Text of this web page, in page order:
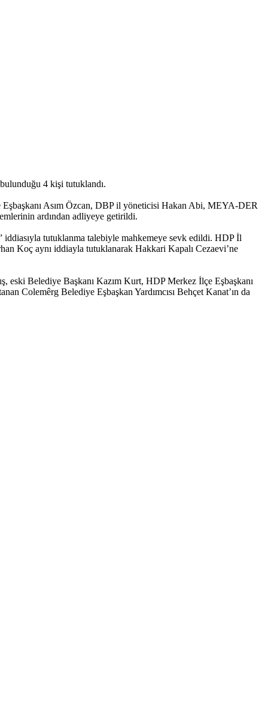
4 kişi tutuklandı.
Eşbaşkanı Asım Özcan, DBP il yöneticisi Hakan Abi, MEYA-DER
ardından adliyeye getirildi.
iddiasıyla tutuklanma talebiyle mahkemeye sevk edildi. HDP İl
Koç aynı iddiayla tutuklanarak Hakkari Kapalı Cezaevi’ne
eski Belediye Başkanı Kazım Kurt, HDP Merkez İlçe Eşbaşkanı
Colemêrg Belediye Eşbaşkan Yardımcısı Behçet Kanat’ın da